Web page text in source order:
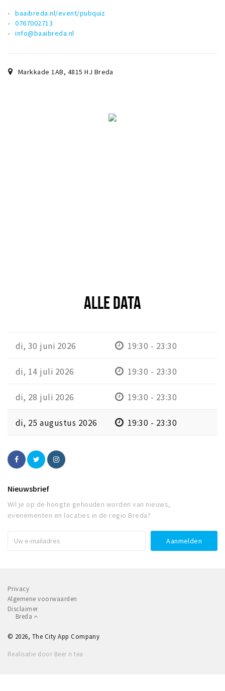
baaibreda.nl/event/pubquiz
0767002713
info@baaibreda.nl
Markkade 1AB, 4815 HJ Breda
ALLE DATA
di, 30 juni 2026 19:30 - 23:30
di, 14 juli 2026 19:30 - 23:30
di, 28 juli 2026 19:30 - 23:30
di, 25 augustus 2026 19:30 - 23:30
Nieuwsbrief
Wil je op de hoogte gehouden worden van nieuws,
evenementen en locaties in de regio Breda?
Privacy
Algemene voorwaarden
Disclaimer
Breda
© 2026, The City App Company
Realisatie door Beer n tea